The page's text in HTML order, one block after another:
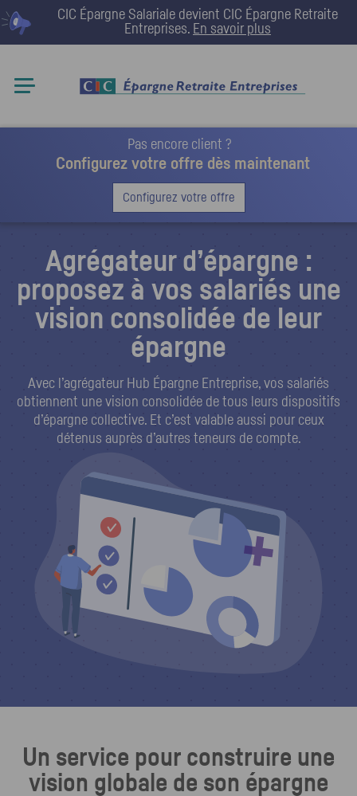
CIC Épargne Salariale devient CIC Épargne Retraite
Entreprises. En savoir plus
Pas encore client ?
Configurez votre offre dès maintenant
Configurez votre offre
Agrégateur d’épargne :
proposez à vos salariés une
vision consolidée de leur
épargne
Avec l’agrégateur Hub Épargne Entreprise, vos salariés
obtiennent une vision consolidée de tous leurs dispositifs
d’épargne collective. Et c’est valable aussi pour ceux
détenus auprès d’autres teneurs de compte.
Un service pour construire une
vision globale de son épargne